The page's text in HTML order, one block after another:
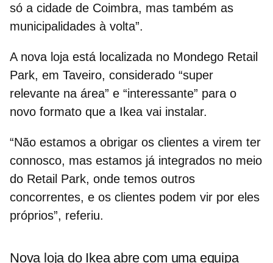
só a cidade de Coimbra, mas também as
municipalidades à volta”.
A nova loja está localizada no Mondego Retail
Park, em Taveiro, considerado “super
relevante na área” e “interessante” para o
novo formato que a Ikea vai instalar.
“Não estamos a obrigar os clientes a virem ter
connosco, mas estamos já integrados no meio
do Retail Park, onde temos outros
concorrentes, e os clientes podem vir por eles
próprios”, referiu.
Nova loja do Ikea abre com uma equipa